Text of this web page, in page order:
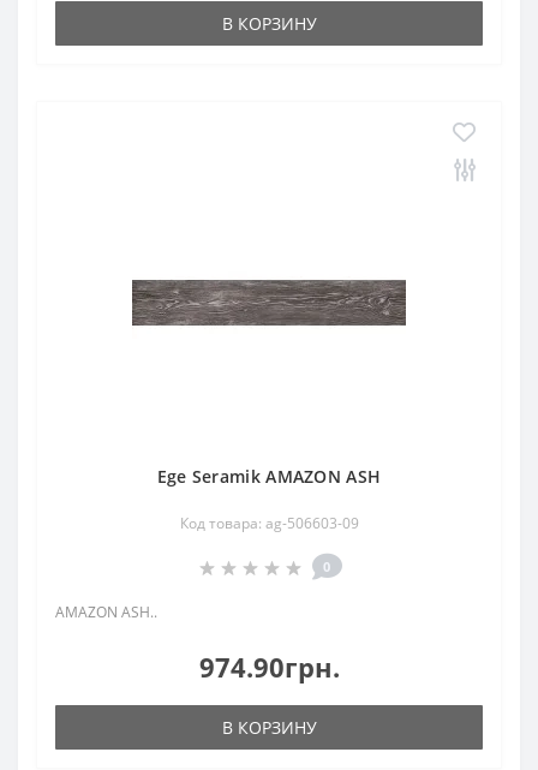
В КОРЗИНУ
Ege Seramik AMAZON ASH
Код товара: ag-506603-09
0
AMAZON ASH..
974.90грн.
В КОРЗИНУ